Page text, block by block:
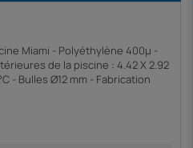
Miami - Polyéthylène 400µ -
de la piscine : 4.42 X 2.92
- Bulles Ø12 mm - Fabrication